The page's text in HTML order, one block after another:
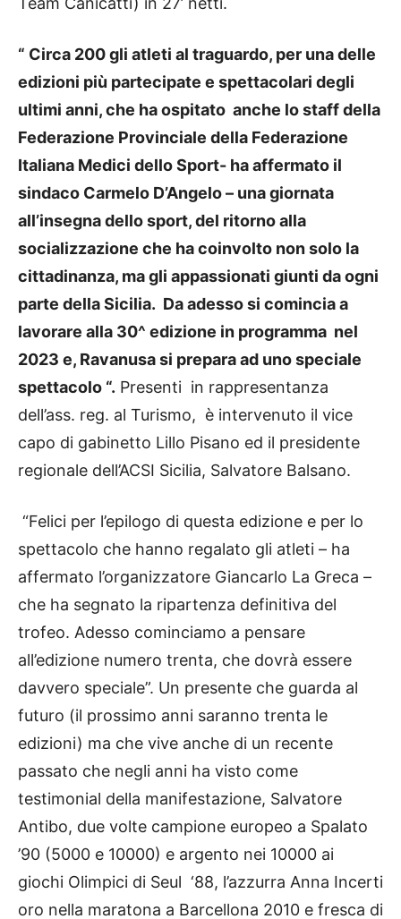
“ Circa 200 gli atleti al traguardo, per una delle
edizioni più partecipate e spettacolari degli
ultimi anni, che ha ospitato anche lo staff della
Federazione Provinciale della Federazione
Italiana Medici dello Sport- ha affermato il
sindaco Carmelo D’Angelo – una giornata
all’insegna dello sport, del ritorno alla
socializzazione che ha coinvolto non solo la
cittadinanza, ma gli appassionati giunti da ogni
parte della Sicilia. Da adesso si comincia a
lavorare alla 30^ edizione in programma nel
2023 e, Ravanusa si prepara ad uno speciale
spettacolo “. Presenti in rappresentanza
dell’ass. reg. al Turismo, è intervenuto il vice
capo di gabinetto Lillo Pisano ed il presidente
regionale dell’ACSI Sicilia, Salvatore Balsano.
“Felici per l’epilogo di questa edizione e per lo
spettacolo che hanno regalato gli atleti – ha
affermato l’organizzatore Giancarlo La Greca –
che ha segnato la ripartenza definitiva del
trofeo. Adesso cominciamo a pensare
all’edizione numero trenta, che dovrà essere
davvero speciale”. Un presente che guarda al
futuro (il prossimo anni saranno trenta le
edizioni) ma che vive anche di un recente
passato che negli anni ha visto come
testimonial della manifestazione, Salvatore
Antibo, due volte campione europeo a Spalato
’90 (5000 e 10000) e argento nei 10000 ai
giochi Olimpici di Seul ‘88, l’azzurra Anna Incerti
oro nella maratona a Barcellona 2010 e fresca di